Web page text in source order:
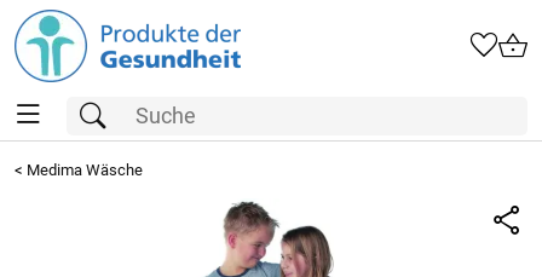
< Medima Wäsche